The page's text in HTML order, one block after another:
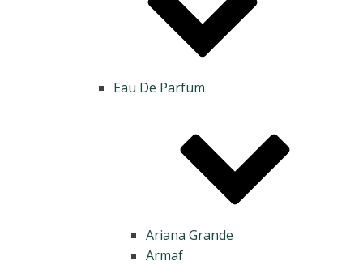
Eau De Parfum
Ariana Grande
Armaf